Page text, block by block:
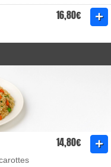
16,80€
14,80€